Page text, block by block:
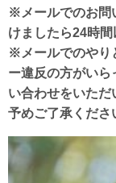
※メールでのお問
けましたら24時間
※メールでのやり
ー違反の方がいら
い合わせをいた
予めご了承くださ